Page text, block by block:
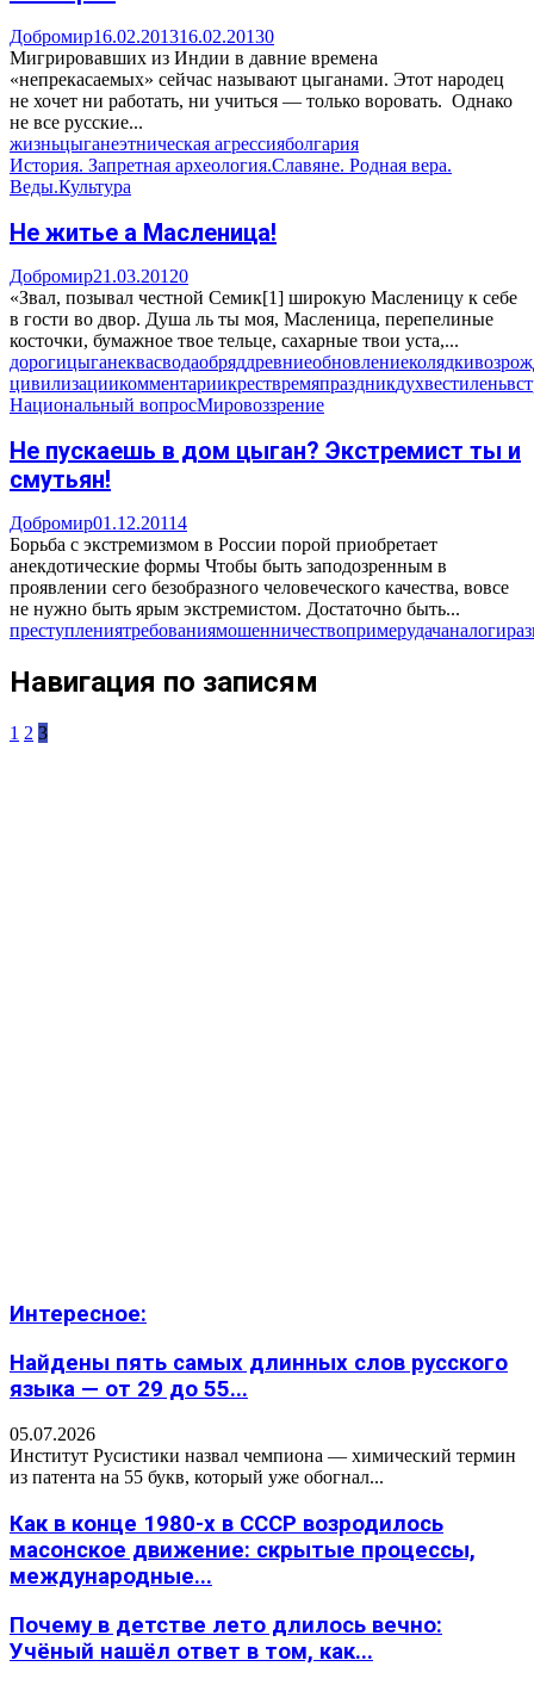
Добромир16.02.201316.02.20130
Мигрировавших из Индии в давние времена
«непрекасаемых» сейчас называют цыганами. Этот народец
не хочет ни работать, ни учиться — только воровать. Однако
не все русские...
жизньцыганеэтническая агрессияболгария
История. Запретная археология.Славяне. Родная вера.
Веды.Культура
Не житье а Масленица!
Добромир21.03.20120
«Звал, позывал честной Семик[1] широкую Масленицу к себе
в гости во двор. Душа ль ты моя, Масленица, перепелиные
косточки, бумажное твое тельце, сахарные твои уста,...
дорогицыганеквасводаобряддревниеобновлениеколядки
цивилизациикомментариикрествремяпраздникдухвестилень
Национальный вопросМировоззрение
Не пускаешь в дом цыган? Экстремист ты и
смутьян!
Добромир01.12.20114
Борьба с экстремизмом в России порой приобретает
анекдотические формы Чтобы быть заподозренным в
проявлении сего безобразного человеческого качества, вовсе
не нужно быть ярым экстремистом. Достаточно быть...
преступлениятребованиямошенничествопримерудачаналоги
Навигация по записям
1 2 3
Интересное:
Найдены пять самых длинных слов русского
языка — от 29 до 55...
05.07.2026
Институт Русистики назвал чемпиона — химический термин
из патента на 55 букв, который уже обогнал...
Как в конце 1980-х в СССР возродилось
масонское движение: скрытые процессы,
международные...
Почему в детстве лето длилось вечно:
Учёный нашёл ответ в том, как...